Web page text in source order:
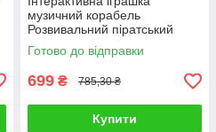
музичний корабель
Розвивальний піратський
корабель-акула для дітей
Морська іграшка Акула
Готово до відправки
699 ₴ 785,30 ₴
Купити